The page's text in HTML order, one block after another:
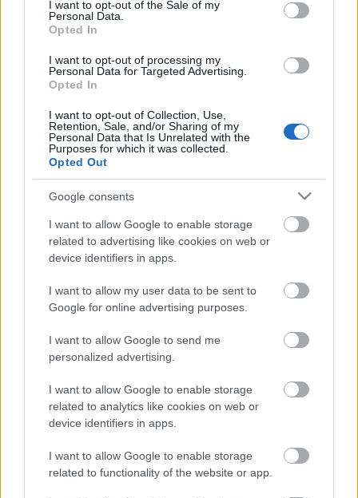
I want to opt-out of the Sale of my
Personal Data.
Opted In
I want to opt-out of processing my
Personal Data for Targeted Advertising.
Opted In
I want to opt-out of Collection, Use,
Retention, Sale, and/or Sharing of my
Personal Data that Is Unrelated with the
Purposes for which it was collected.
Opted Out
Google consents
I want to allow Google to enable storage
related to advertising like cookies on web or
device identifiers in apps.
I want to allow my user data to be sent to
Google for online advertising purposes.
I want to allow Google to send me
personalized advertising.
I want to allow Google to enable storage
related to analytics like cookies on web or
device identifiers in apps.
I want to allow Google to enable storage
related to functionality of the website or app.
irányítjátok, apró ikonok (ez esetben szívek) jelennek
meg, ahova a termékek elérhetőségét linkeltem most
be nektek. (Mo-ra szállítási ktg nélkül) ENJOY! <3
Kollázs: Enn
hauschka urban decay yves saint laurant
Ajánlott bejegyzések:
Enn's five favorites
Wishlist May